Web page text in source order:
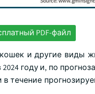
PDF-файл
и другие виды
году и, по
течение